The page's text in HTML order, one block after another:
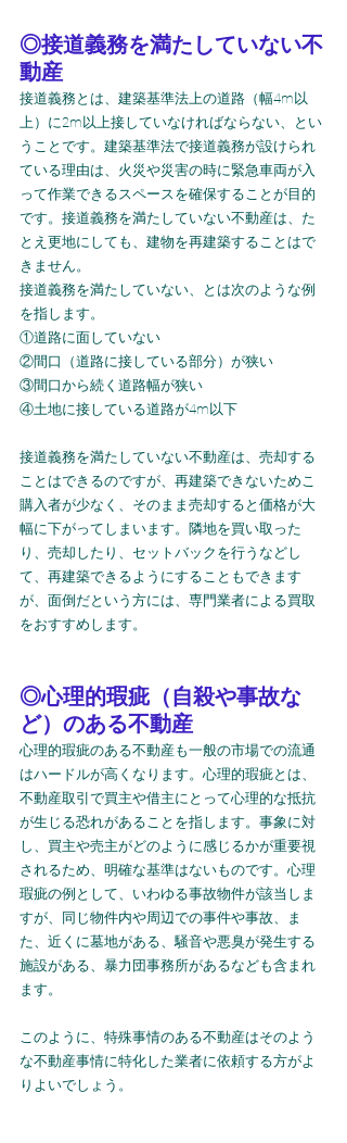
◎接道義務を満たしていない不
動産
接道義務とは、建築基準法上の道路（幅4m以
上）に2m以上接していなければならない、とい
うことです。建築基準法で接道義務が設けられ
ている理由は、火災や災害の時に緊急車両が入
って作業できるスペースを確保することが目的
です。接道義務を満たしていない不動産は、た
とえ更地にしても、建物を再建築することはで
きません。
接道義務を満たしていない、とは次のような例
を指します。
①道路に面していない
②間口（道路に接している部分）が狭い
③間口から続く道路幅が狭い
④土地に接している道路が4m以下
接道義務を満たしていない不動産は、売却する
ことはできるのですが、再建築できないためこ
購入者が少なく、そのまま売却すると価格が大
幅に下がってしまいます。隣地を買い取った
り、売却したり、セットバックを行うなどし
て、再建築できるようにすることもできます
が、面倒だという方には、専門業者による買取
をおすすめします。
◎心理的瑕疵（自殺や事故な
ど）のある不動産
心理的瑕疵のある不動産も一般の市場での流通
はハードルが高くなります。心理的瑕疵とは、
不動産取引で買主や借主にとって心理的な抵抗
が生じる恐れがあることを指します。事象に対
し、買主や売主がどのように感じるかが重要視
されるため、明確な基準はないものです。心理
瑕疵の例として、いわゆる事故物件が該当しま
すが、同じ物件内や周辺での事件や事故、ま
た、近くに墓地がある、騒音や悪臭が発生する
施設がある、暴力団事務所があるなども含まれ
ます。
このように、特殊事情のある不動産はそのよう
な不動産事情に特化した業者に依頼する方がよ
りよいでしょう。